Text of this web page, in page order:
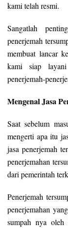
kami telah resmi.
Sangatlah
penerjemah
membuat lancar
kami siap
penerjemah-
Mengenal Jasa
Saat sebelum
mengerti apa itu
jasa penerjemah
penerjemahan
dari pemerintah
Penerjemah
penerjemahan
sumpah nya